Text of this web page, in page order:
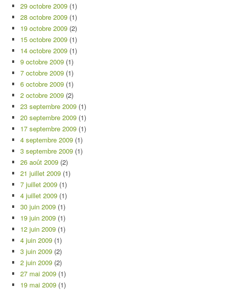
29 octobre 2009 (1)
28 octobre 2009 (1)
19 octobre 2009 (2)
15 octobre 2009 (1)
14 octobre 2009 (1)
9 octobre 2009 (1)
7 octobre 2009 (1)
6 octobre 2009 (1)
2 octobre 2009 (2)
23 septembre 2009 (1)
20 septembre 2009 (1)
17 septembre 2009 (1)
4 septembre 2009 (1)
3 septembre 2009 (1)
26 août 2009 (2)
21 juillet 2009 (1)
7 juillet 2009 (1)
4 juillet 2009 (1)
30 juin 2009 (1)
19 juin 2009 (1)
12 juin 2009 (1)
4 juin 2009 (1)
3 juin 2009 (2)
2 juin 2009 (2)
27 mai 2009 (1)
19 mai 2009 (1)